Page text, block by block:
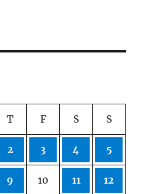
T F S S
2 3 4 5
9 10 11 12